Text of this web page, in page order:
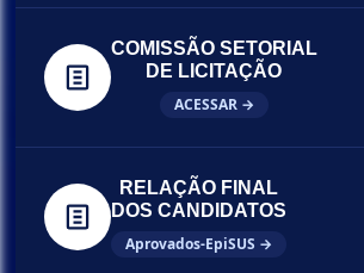
COMISSÃO SETORIAL
DE LICITAÇÃO
ACESSAR →
RELAÇÃO FINAL
DOS CANDIDATOS
Aprovados-EpiSUS →